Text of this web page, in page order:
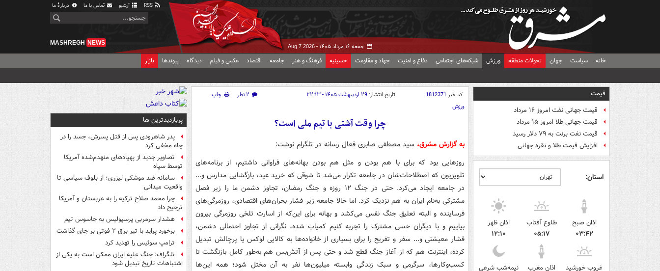
آرشیو تماس با ما دربارهٔ ما
جمعه ۱۶ مرداد ۱۴۰۵ - Aug 7 2026
MASHREGH NEWS
خانه سیاست جهان تحولات منطقه ورزش شبکه‌های اجتماعی دفاع و امنیت جهاد و مقاومت حسینیه فرهنگ و هنر جامعه اقتصاد عکس و فیلم دیدگاه پیوندها بازار
قیمت
قیمت جهانی نفت امروز ۱۶ مرداد
قیمت جهانی طلا امروز ۱۵ مرداد
قیمت نفت برنت به ۷۹ دلار رسید
افزایش قیمت طلا و نقره جهانی
استان:
اذان صبح
۰۳:۴۲
طلوع آفتاب
۰۵:۱۷
اذان ظهر
۱۲:۱۰
غروب خورشید
اذان مغرب
نیمه‌شب شرعی
کد خبر 1812371 تاریخ انتشار: ۲۹ اردیبهشت ۱۴۰۵ - ۲۲:۱۳ ۲ نظر
چاپ
ورزش
چرا وقت آشتی با تیم ملی است؟
به گزارش مشرق، سید مصطفی صابری فعال رسانه در تلگرام نوشت:
روزهایی بود که برای با هم بودن و مثل هم بودن بهانه‌های فراوانی داشتیم، از برنامه‌های
تلویزیون که اصطلاحات‌شان در جامعه تکرار می‌شد تا شوقی که خرید عید، بازگشایی مدارس و...
در جامعه ایجاد می‌کرد. حتی در جنگ ۱۲ روزه و جنگ رمضان، تجاوز دشمن ما را زیر فصل
مشترکی به‌نام ایران به هم نزدیک کرد. اما حالا جامعه زیر فشار بحران‌های اقتصادی، روزمرگی‌های
فرساینده و البته تعلیق جنگ نفس می‌کشد و بهانه برای این‌که از اسارت تلخی روزمرگی بیرون
بیاییم و با دیگران حسی مشترک را تجربه کنیم کمیاب شده، نگرانی از تجاوز احتمالی دشمن،
فشار معیشتی و... سفر و تفریح را برای بسیاری از خانواده‌ها به کالایی لوکس یا پرچالش تبدیل
کرده، اینترنت هم که از آغاز جنگ قطع شد و حتی پس از آتش‌بس هم به‌طور کامل بازنگشت تا
کسب‌وکارها، سرگرمی و سبک زندگی وابسته میلیون‌ها نفر به آن مختل شود؛ همه این‌ها
پربازدیدترین ها
پدر شاهرودی پس از قتل پسرش، جسد را در
چاه مخفی کرد
تصاویر جدید از پهپادهای منهدم‌شده آمریکا
توسط سپاه
سامانه ضد موشکی لیزری؛ از بلوف سیاسی تا
واقعیت میدانی
چرا محمد صلاح ترکیه را به عربستان و آمریکا
ترجیح داد
هشدار سرمربی پرسپولیس به جاسوس تیم
برخورد پراید با تیر برق ۲ فوتی بر جای گذاشت
ترامپ سوئیس را تهدید کرد
تلگراف: جنگ علیه ایران ممکن است به یکی از
اشتباهات تاریخ تبدیل شود